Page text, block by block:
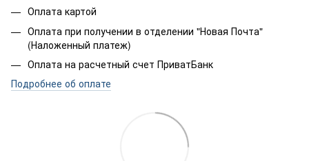
Оплата картой
Оплата при получении в отделении "Новая Почта"
(Наложенный платеж)
Оплата на расчетный счет ПриватБанк
Подробнее об оплате